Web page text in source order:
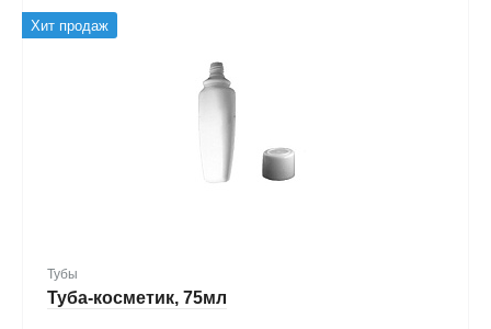
Хит продаж
Тубы
Туба-косметик, 75мл